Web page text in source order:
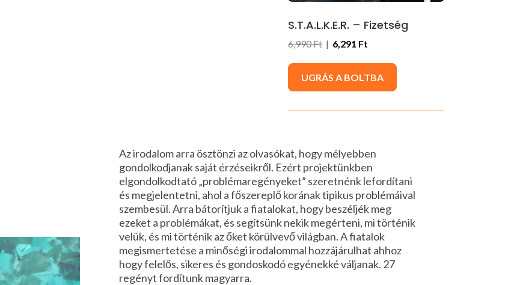
S.T.A.L.K.E.R. – Fizetség
6,990 Ft| 6,291 Ft
UGRÁS A BOLTBA
Az irodalom arra ösztönzi az olvasókat, hogy mélyebben
gondolkodjanak saját érzéseikről. Ezért projektünkben
elgondolkodtató „problémaregényeket” szeretnénk lefordítani
és megjelentetni, ahol a főszereplő korának tipikus problémáival
szembesül. Arra bátorítjuk a fiatalokat, hogy beszéljék meg
ezeket a problémákat, és segítsünk nekik megérteni, mi történik
velük, és mi történik az őket körülvevő világban. A fiatalok
megismertetése a minőségi irodalommal hozzájárulhat ahhoz
hogy felelős, sikeres és gondoskodó egyénekké váljanak. 27
regényt fordítunk magyarra.